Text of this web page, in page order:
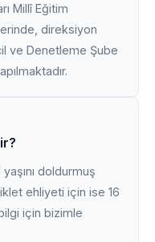
Millî Eğitim
direksiyon
ve Denetleme Şube
doldurmuş
ehliyeti için ise 16
için bizimle